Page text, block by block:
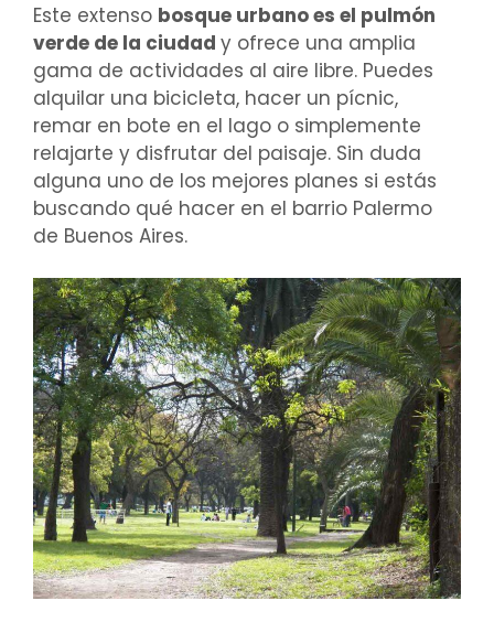
Este extenso bosque urbano es el pulmón
verde de la ciudad y ofrece una amplia
gama de actividades al aire libre. Puedes
alquilar una bicicleta, hacer un pícnic,
remar en bote en el lago o simplemente
relajarte y disfrutar del paisaje. Sin duda
alguna uno de los mejores planes si estás
buscando qué hacer en el barrio Palermo
de Buenos Aires.